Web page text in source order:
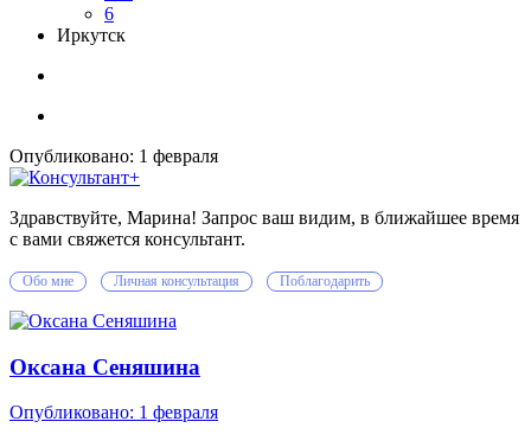
6
Иркутск
Опубликовано: 1 февраля
Здравствуйте, Марина! Запрос ваш видим, в ближайшее время
с вами свяжется консультант.
Обо мне Личная консультация Поблагодарить
Оксана Сеняшина
Опубликовано: 1 февраля